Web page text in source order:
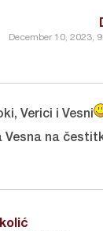
December 10, 2023,
Verici i Vesni
Vesna na